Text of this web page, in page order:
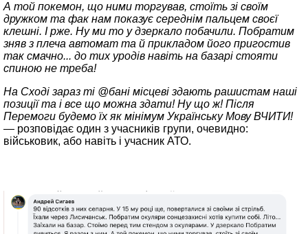
А той покемон, що ними торгував, стоїть зі своїм
дружком та фак нам показує середнім пальцем своєї
клешні. І рже. Ну ми то у дзеркало побачили. Побратим
зняв з плеча автомат та й прикладом його пригостив
так смачно... до тих уродів навіть на базарі стояти
спиною не треба!
На Сході зараз ті @бані місцеві здають рашистам наші
позиції та і все що можна здати! Ну що ж! Після
Перемоги будемо їх як мінімум Українську Мову ВЧИТИ!
— розповідає один з учасників групи, очевидно:
військовик, або навіть і учасник АТО.